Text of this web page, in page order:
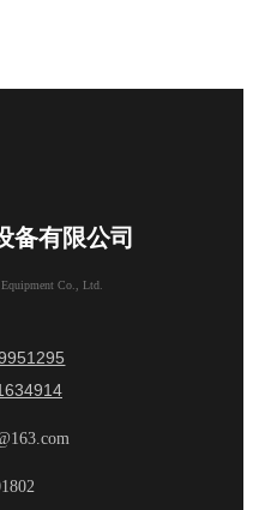
备有限公司
Co., Ltd.